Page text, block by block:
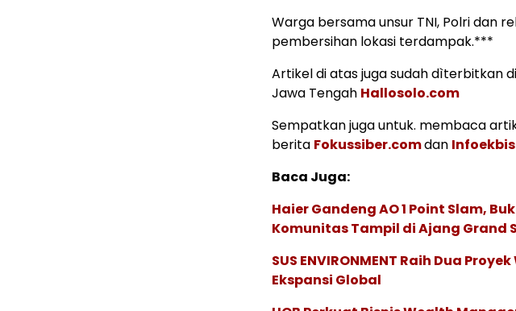
Warga bersama unsur TNI, Polri dan
pembersihan lokasi terdampak.***
Artikel di atas juga sudah dìterbitkan
Jawa Tengah Hallosolo.com
Sempatkan juga untuk. membaca
berita Fokussiber.comdan
Baca Juga:
Haier Gandeng AO 1 Point Slam,
Komunitas Tampil di Ajang Grand
SUS ENVIRONMENT Raih Dua
Ekspansi Global